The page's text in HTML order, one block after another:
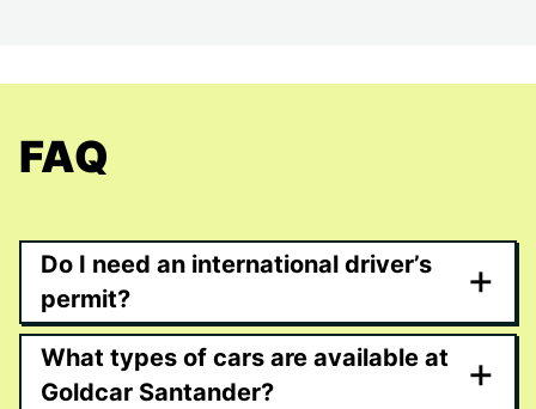
FAQ
Do I need an international driver’s
permit?
+
What types of cars are available at
Goldcar Santander?
+